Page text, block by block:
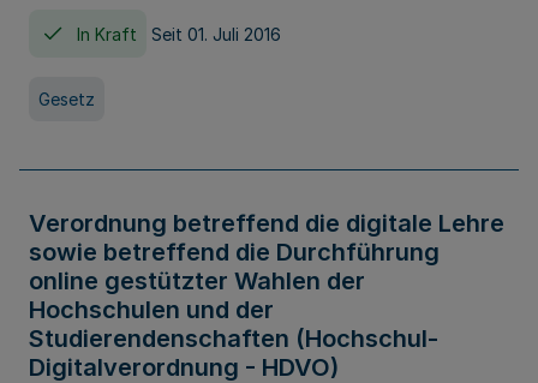
In Kraft Seit 01. Juli 2016
Gesetz
Verordnung betreffend die digitale Lehre
sowie betreffend die Durchführung
online gestützter Wahlen der
Hochschulen und der
Studierendenschaften (Hochschul-
Digitalverordnung - HDVO)